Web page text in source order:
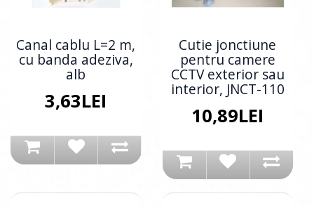
Canal cablu L=2 m,
cu banda adeziva,
alb
3,63LEI
Cutie jonctiune
pentru camere
CCTV exterior sau
interior, JNCT-110
10,89LEI